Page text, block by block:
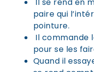
paire qui
pointure.
Il commande
pour se les
Quand il